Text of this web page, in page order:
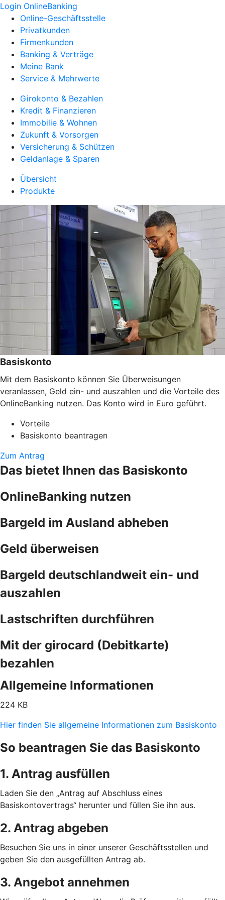
Login OnlineBanking
Online-Geschäftsstelle
Privatkunden
Firmenkunden
Banking & Verträge
Meine Bank
Service & Mehrwerte
Girokonto & Bezahlen
Kredit & Finanzieren
Immobilie & Wohnen
Zukunft & Vorsorgen
Versicherung & Schützen
Geldanlage & Sparen
Übersicht
Produkte
Basiskonto
Mit dem Basiskonto können Sie Überweisungen
veranlassen, Geld ein- und auszahlen und die Vorteile des
OnlineBanking nutzen. Das Konto wird in Euro geführt.
Vorteile
Basiskonto beantragen
Zum Antrag
Das bietet Ihnen das Basiskonto
OnlineBanking nutzen
Bargeld im Ausland abheben
Geld überweisen
Bargeld deutschlandweit ein- und
auszahlen
Lastschriften durchführen
Mit der girocard (Debitkarte)
bezahlen
Allgemeine Informationen
224 KB
Hier finden Sie allgemeine Informationen zum Basiskonto
So beantragen Sie das Basiskonto
1. Antrag ausfüllen
Laden Sie den „Antrag auf Abschluss eines
Basiskontovertrags“ herunter und füllen Sie ihn aus.
2. Antrag abgeben
Besuchen Sie uns in einer unserer Geschäftsstellen und
geben Sie den ausgefüllten Antrag ab.
3. Angebot annehmen